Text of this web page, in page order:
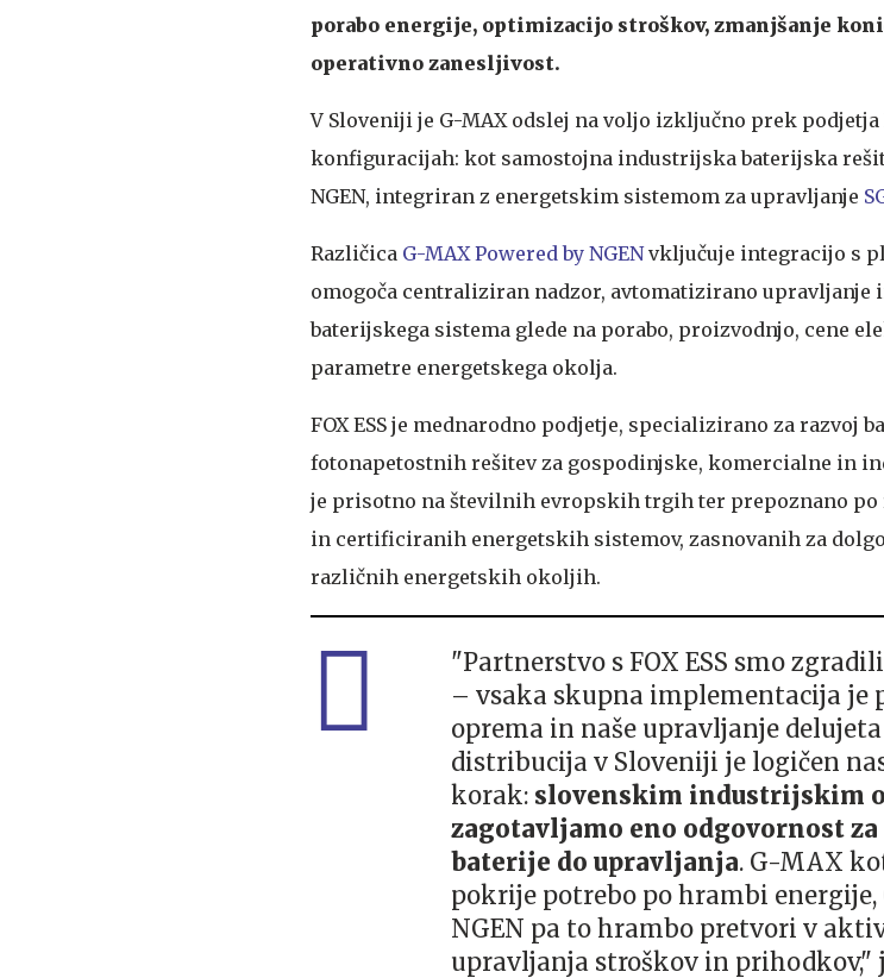
porabo energije, optimizacijo stroškov, zmanjšanje
operativno zanesljivost.
V Sloveniji je G-MAX odslej na voljo izključno prek podjetja
konfiguracijah: kot samostojna industrijska baterijska
NGEN, integriran z energetskim sistemom za upravljanje
Različica G-MAX Powered by NGENvključuje integracijo s
omogoča centraliziran nadzor, avtomatizirano upravljanje
baterijskega sistema glede na porabo, proizvodnjo, cene
parametre energetskega okolja.
FOX ESS je mednarodno podjetje, specializirano za razvoj
fotonapetostnih rešitev za gospodinjske, komercialne in
je prisotno na številnih evropskih trgih ter prepoznano
in certificiranih energetskih sistemov, zasnovanih za
različnih energetskih okoljih.
"Partnerstvo s FOX ESS smo
– vsaka skupna implementacija je
oprema in naše upravljanje
distribucija v Sloveniji je logičen
korak: slovenskim industrijskim
zagotavljamo eno odgovornost
baterije do upravljanja. G-MAX
pokrije potrebo po hrambi energije,
NGEN pa to hrambo pretvori v
upravljanja stroškov in